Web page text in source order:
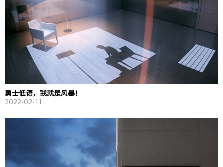
勇士低语，我就是风暴！
2022-02-11